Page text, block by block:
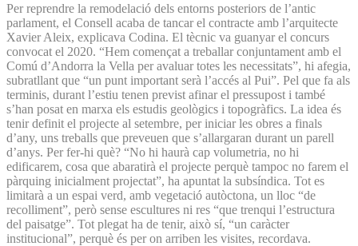
Per reprendre la remodelació dels entorns posteriors de l’antic
parlament, el Consell acaba de tancar el contracte amb l’arquitecte
Xavier Aleix, explicava Codina. El tècnic va guanyar el concurs
convocat el 2020. “Hem començat a treballar conjuntament amb el
Comú d’Andorra la Vella per avaluar totes les necessitats”, hi afegia,
subratllant que “un punt important serà l’accés al Pui”. Pel que fa als
terminis, durant l’estiu tenen previst afinar el pressupost i també
s’han posat en marxa els estudis geològics i topogràfics. La idea és
tenir definit el projecte al setembre, per iniciar les obres a finals
d’any, uns treballs que preveuen que s’allargaran durant un parell
d’anys. Per fer-hi què? “No hi haurà cap volumetria, no hi
edificarem, cosa que abaratirà el projecte perquè tampoc no farem el
pàrquing inicialment projectat”, ha apuntat la subsíndica. Tot es
limitarà a un espai verd, amb vegetació autòctona, un lloc “de
recolliment”, però sense escultures ni res “que trenqui l’estructura
del paisatge”. Tot plegat ha de tenir, això sí, “un caràcter
institucional”, perquè és per on arriben les visites, recordava.